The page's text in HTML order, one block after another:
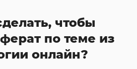
чтобы
по теме из
онлайн?